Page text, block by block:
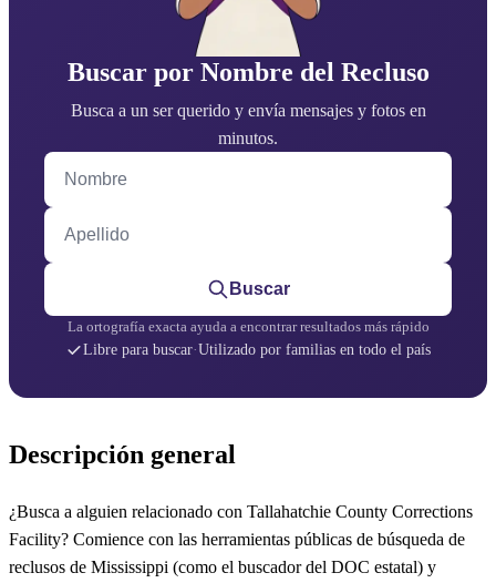
Buscar por Nombre del Recluso
Busca a un ser querido y envía mensajes y fotos en
minutos.
Nombre
Apellido
Buscar
La ortografía exacta ayuda a encontrar resultados más rápido
Libre para buscar·Utilizado por familias en todo el país
Descripción general
¿Busca a alguien relacionado con Tallahatchie County Corrections
Facility? Comience con las herramientas públicas de búsqueda de
reclusos de Mississippi (como el buscador del DOC estatal) y